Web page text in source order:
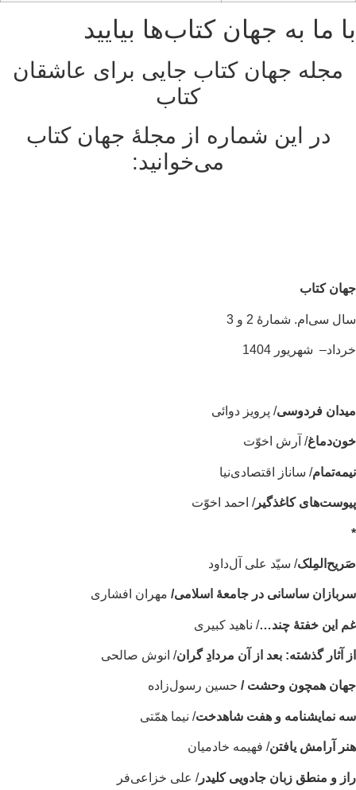
ما به جهان کتاب‌ها بیایید
مجله جهان کتاب جایی برای عاشقان
کتاب
در این شماره از مجلۀ جهان کتاب
می‌خوانید:
کتاب
سی‌ام. شمارۀ 2 و 3
شهریور 1404
فردوسی / پرویز دوائی
/ آرش اخوّت
/ ساناز اقتصادی‌نیا
کاغذگیر/ احمد اخوّت
/ سیّد علی آل‌داود
ساسانی در جامعۀ اسلامی/مهران افشاری
این خفتهٔ چند…/ ناهید کبیری
آثار گذشته: بعد از آن مردادِ گران/ انوش صالحی
همچون وحشت / حسین رسول‌زاده
نمایشنامه و هفت شاهدخت/ نیما همّتی
آرامش یافتن/ فهیمه خادمیان
و منطق زبان جادویی کلیدر/ علی خزاعی‌فر